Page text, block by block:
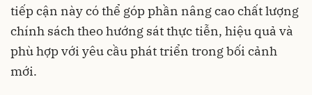
tiếp cận này có thể góp phần nâng cao chất lượng
chính sách theo hướng sát thực tiễn, hiệu quả và
phù hợp với yêu cầu phát triển trong bối cảnh
mới.